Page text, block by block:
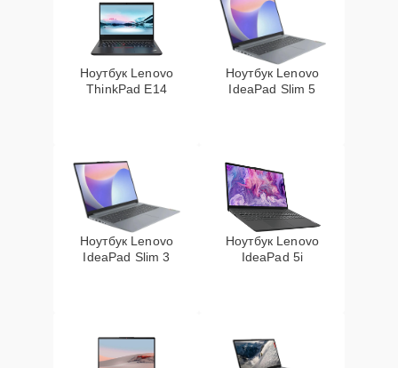
Ноутбук Lenovo
ThinkPad E14
Ноутбук Lenovo
IdeaPad Slim 5
Ноутбук Lenovo
IdeaPad Slim 3
Ноутбук Lenovo
IdeaPad 5i